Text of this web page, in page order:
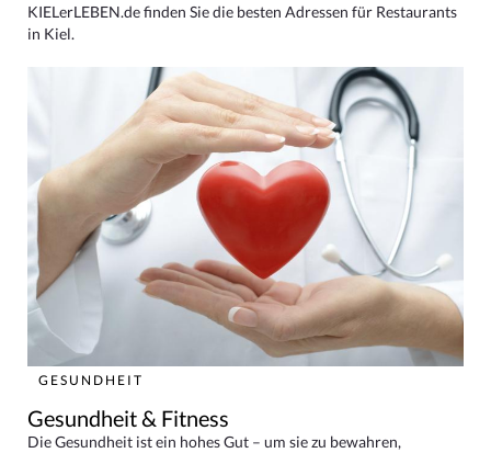
KIELerLEBEN.de finden Sie die besten Adressen für Restaurants
in Kiel.
GESUNDHEIT
Gesundheit & Fitness
Die Gesundheit ist ein hohes Gut – um sie zu bewahren,